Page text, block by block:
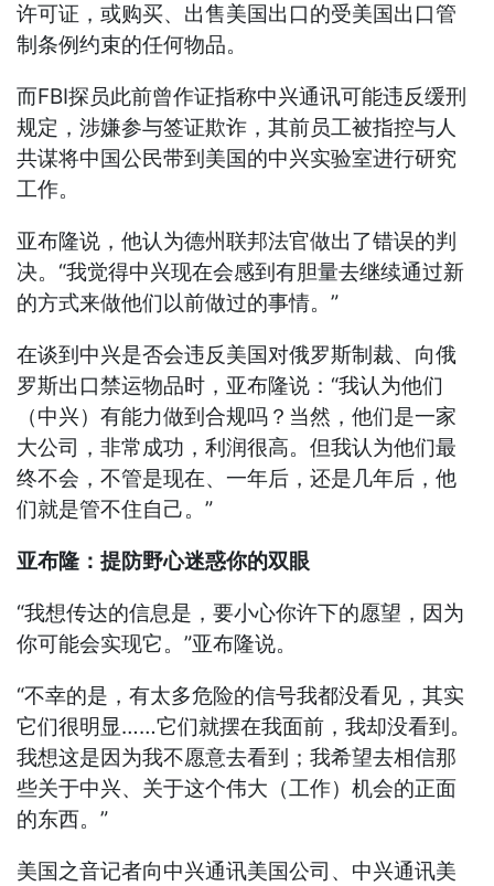
许可证，或购买、出售美国出口的受美国出口管
制条例约束的任何物品。
而FBI探员此前曾作证指称中兴通讯可能违反缓刑
规定，涉嫌参与签证欺诈，其前员工被指控与人
共谋将中国公民带到美国的中兴实验室进行研究
工作。
亚布隆说，他认为德州联邦法官做出了错误的判
决。“我觉得中兴现在会感到有胆量去继续通过新
的方式来做他们以前做过的事情。”
在谈到中兴是否会违反美国对俄罗斯制裁、向俄
罗斯出口禁运物品时，亚布隆说：“我认为他们
（中兴）有能力做到合规吗？当然，他们是一家
大公司，非常成功，利润很高。但我认为他们最
终不会，不管是现在、一年后，还是几年后，他
们就是管不住自己。”
亚布隆：提防野心迷惑你的双眼
“我想传达的信息是，要小心你许下的愿望，因为
你可能会实现它。”亚布隆说。
“不幸的是，有太多危险的信号我都没看见，其实
它们很明显……它们就摆在我面前，我却没看到。
我想这是因为我不愿意去看到；我希望去相信那
些关于中兴、关于这个伟大（工作）机会的正面
的东西。”
美国之音记者向中兴通讯美国公司、中兴通讯美